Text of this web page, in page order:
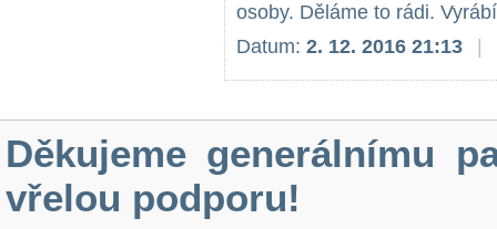
osoby. Děláme to rádi.
Datum: 2. 12. 2016 21:13
Děkujeme generálnímu
vřelou podporu!